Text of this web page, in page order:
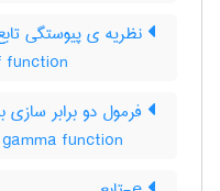
نظریه ی پیوستگی
فرمول دو برابر سازی
function